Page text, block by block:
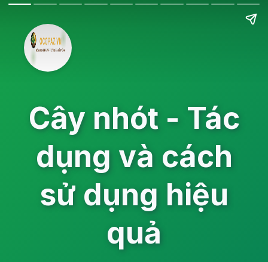
Cây nhót - Tác
dụng và cách
sử dụng hiệu
quả